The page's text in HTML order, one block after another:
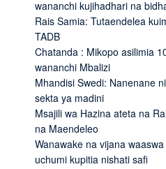
wananchi kujihadhari na
Rais Samia: Tutaendelea
TADB
Chatanda : Mikopo asilimia
wananchi Mbalizi
Mhandisi Swedi: Nanenane
sekta ya madini
Msajili wa Hazina ateta na
na Maendeleo
Wanawake na vijana
uchumi kupitia nishati safi